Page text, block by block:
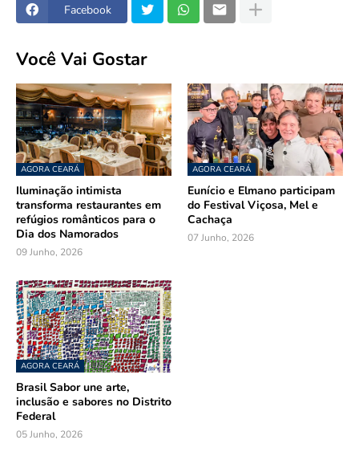
Facebook
Você Vai Gostar
AGORA CEARÁ
Iluminação intimista
transforma restaurantes em
refúgios românticos para o
Dia dos Namorados
09 Junho, 2026
AGORA CEARÁ
Eunício e Elmano participam
do Festival Viçosa, Mel e
Cachaça
07 Junho, 2026
AGORA CEARÁ
Brasil Sabor une arte,
inclusão e sabores no Distrito
Federal
05 Junho, 2026